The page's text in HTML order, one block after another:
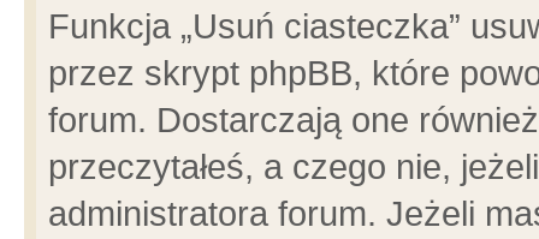
Funkcja „Usuń ciasteczka”
przez skrypt phpBB, które
forum. Dostarczają one
przeczytałeś, a czego nie,
administratora forum. Jeżeli